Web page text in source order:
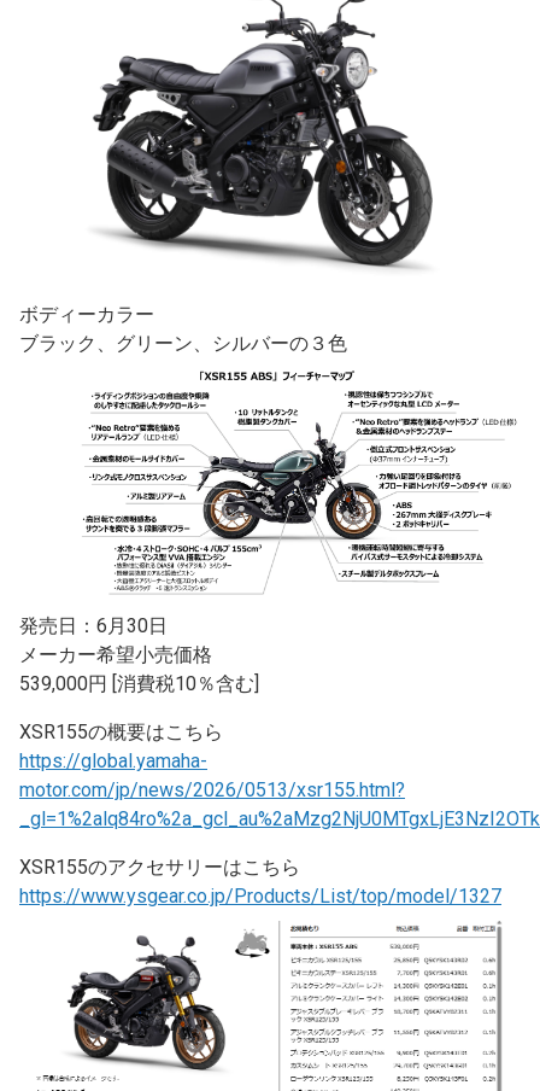
ボディーカラー
ブラック、グリーン、シルバーの３色
発売日：6月30日
メーカー希望小売価格
539,000円 [消費税10％含む]
XSR155の概要はこちら
https://global.yamaha-
motor.com/jp/news/2026/0513/xsr155.html?
XSR155のアクセサリーはこちら
https://www.ysgear.co.jp/Products/List/top/model/1327